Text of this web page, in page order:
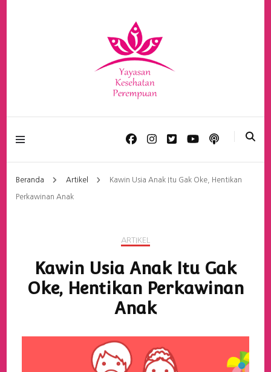
Yayasan Kesehatan
Perempuan
Beranda Artikel Kawin Usia Anak Itu Gak Oke, Hentikan
Perkawinan Anak
ARTIKEL
Kawin Usia Anak Itu Gak
Oke, Hentikan Perkawinan
Anak